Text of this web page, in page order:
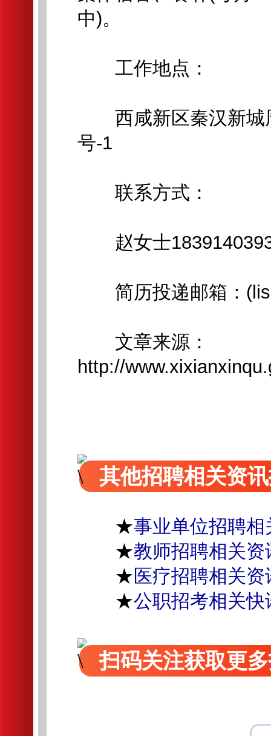
中)。
工作地点：
西咸新区秦汉新城
号-1
联系方式：
赵女士
简历投递邮箱：
文章来源：
http://
其他招聘相关资
★事业单位招聘相
★教师招聘相关资
★医疗招聘相关资
★公职招考相关快
扫码关注获取更